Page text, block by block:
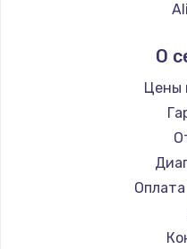
Ремонт О
Цены